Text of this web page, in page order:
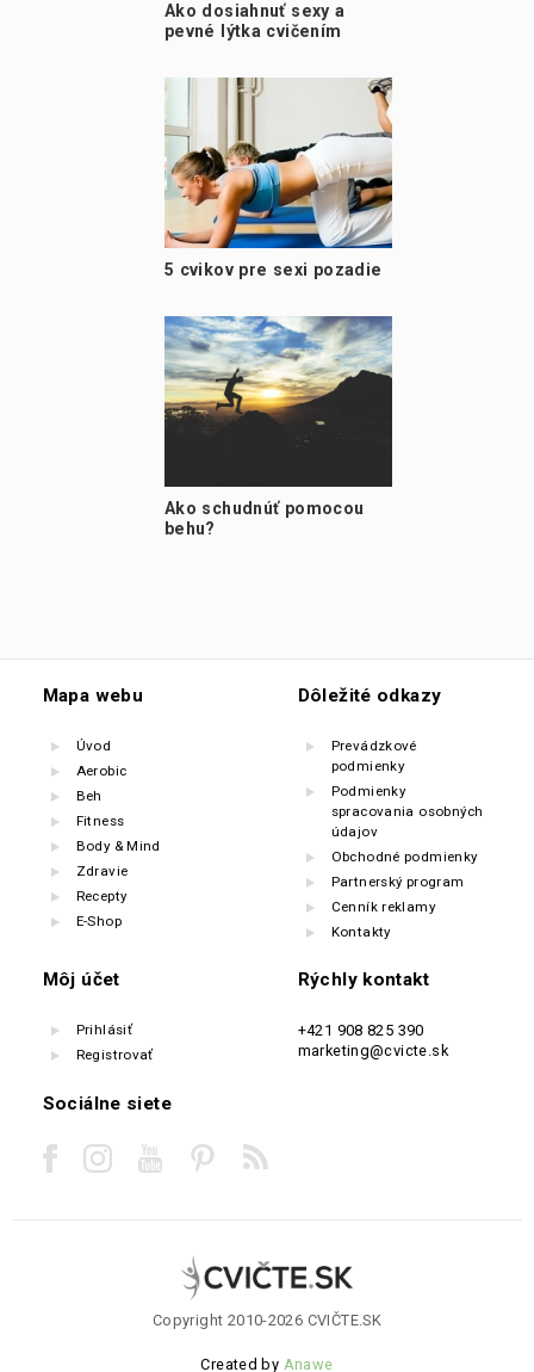
Ako dosiahnuť sexy a
pevné lýtka cvičením
5 cvikov pre sexi pozadie
Ako schudnúť pomocou
behu?
Mapa webu
Úvod
Aerobic
Beh
Fitness
Body & Mind
Zdravie
Recepty
E-Shop
Dôležité odkazy
Prevádzkové
podmienky
Podmienky
spracovania osobných
údajov
Obchodné podmienky
Partnerský program
Cenník reklamy
Kontakty
Môj účet
Prihlásiť
Registrovať
Rýchly kontakt
+421 908 825 390
marketing@cvicte.sk
Sociálne siete
Copyright 2010-2026 CVIČTE.SK
Created by Anawe